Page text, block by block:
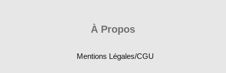
À Propos
Mentions Légales/CGU